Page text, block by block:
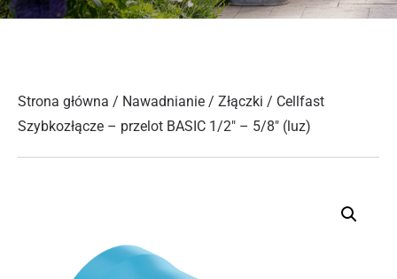
Strona główna / Nawadnianie / Złączki / Cellfast
Szybkozłącze – przelot BASIC 1/2″ – 5/8″ (luz)